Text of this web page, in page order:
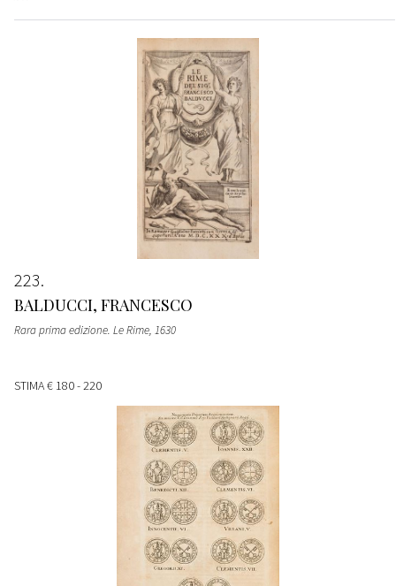
223
BALDUCCI, FRANCESCO
Rara prima edizione. Le Rime, 1630
STIMA€ 180 - 220